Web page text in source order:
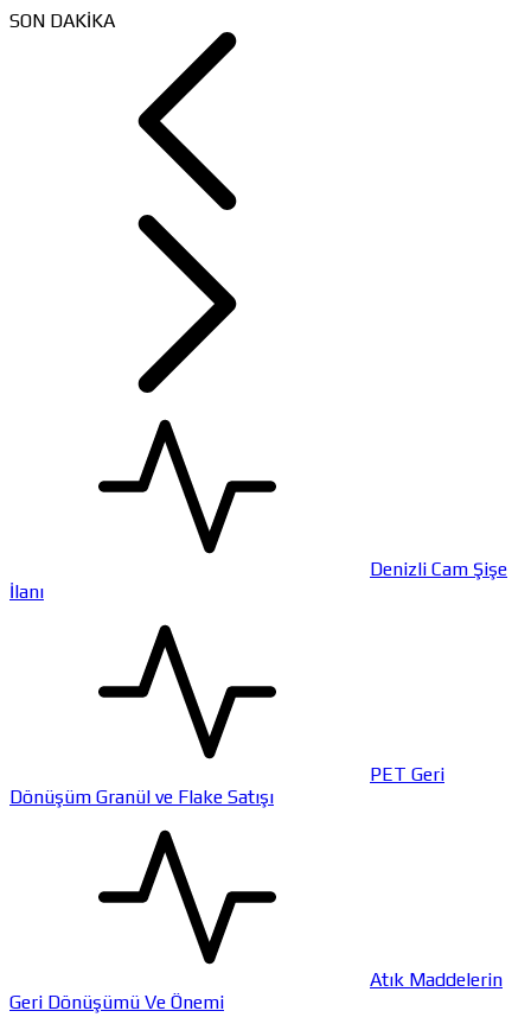
SON DAKİKA
Denizli Cam Şişe
İlanı
PET Geri
Dönüşüm Granül ve Flake Satışı
Atık Maddelerin
Geri Dönüşümü Ve Önemi